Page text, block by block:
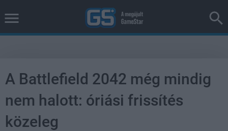
A Battlefield 2042 még mindig
nem halott: óriási frissítés
közeleg